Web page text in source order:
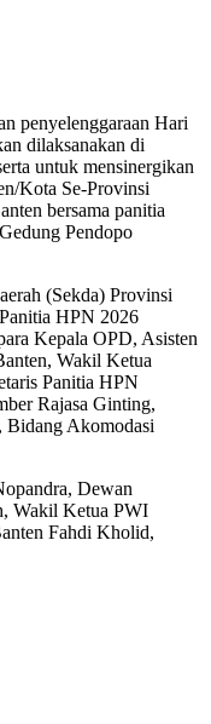
penyelenggaraan Hari
dilaksanakan di
untuk mensinergikan
Kota Se-Provinsi
bersama panitia
Pendopo
(Sekda) Provinsi
HPN 2026
Kepala OPD, Asisten
Wakil Ketua
Panitia HPN
Rajasa Ginting,
Bidang Akomodasi
Dewan
Wakil Ketua PWI
Fahdi Kholid,